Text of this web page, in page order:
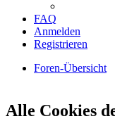
FAQ
Anmelden
Registrieren
Foren-Übersicht
Alle Cookies